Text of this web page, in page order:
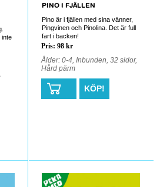
inte
PINO I FJÄLLEN
Pino är i fjällen med sina vänner,
Pingvinen och Pinolina. Det är full
fart i backen!
Pris: 98 kr
Ålder: 0-4, Inbunden, 32 sidor,
Hård pärm
KÖP!